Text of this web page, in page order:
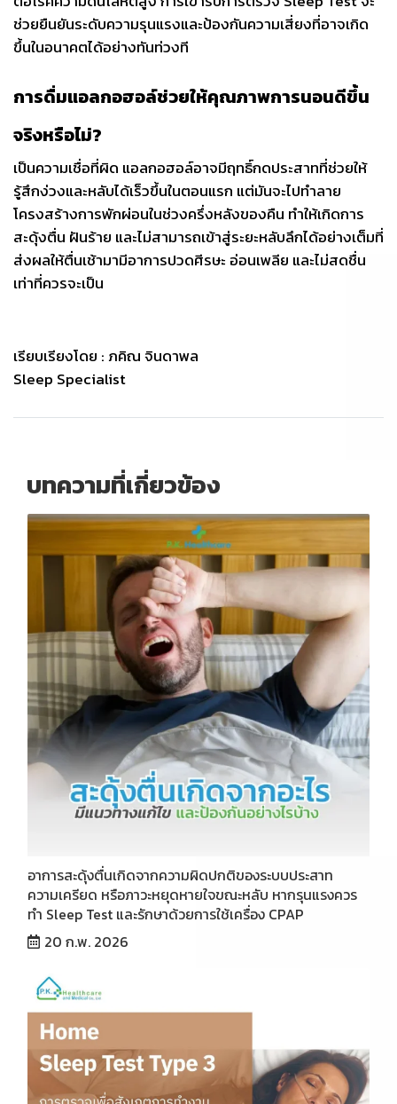
ช่วยยืนยันระดับความรุนแรงและป้องกันความเสี่ยงที่อาจเกิด
ขึ้นในอนาคตได้อย่างทันท่วงที
การดื่มแอลกอฮอล์ช่วยให้คุณภาพการนอนดีขึ้น
จริงหรือไม่?
เป็นความเชื่อที่ผิด แอลกอฮอล์อาจมีฤทธิ์กดประสาทที่ช่วยให้
รู้สึกง่วงและหลับได้เร็วขึ้นในตอนแรก แต่มันจะไปทำลาย
โครงสร้างการพักผ่อนในช่วงครึ่งหลังของคืน ทำให้เกิดการ
สะดุ้งตื่น ฝันร้าย และไม่สามารถเข้าสู่ระยะหลับลึกได้อย่างเต็มที่
ส่งผลให้ตื่นเช้ามามีอาการปวดศีรษะ อ่อนเพลีย และไม่สดชื่น
เท่าที่ควรจะเป็น
เรียบเรียงโดย : ภคิณ จินดาพล
Sleep Specialist
บทความที่เกี่ยวข้อง
อาการสะดุ้งตื่นเกิดจากความผิดปกติของระบบประสาท
ความเครียด หรือภาวะหยุดหายใจขณะหลับ หากรุนแรงควร
ทำ Sleep Test และรักษาด้วยการใช้เครื่อง CPAP
20 ก.พ. 2026